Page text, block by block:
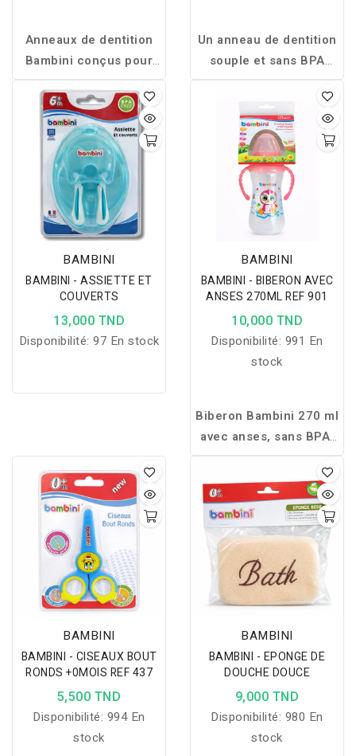
Anneaux de dentition
Bambini conçus pour
apaiser en douceur les
gencives sensibles de
bébé tout en
garantissant sécurité,
confort et utilisation
adaptée dès 4 mois.
Un anneau de dentition
souple et sans BPA
conçu pour soulager
gencives sensibles de
bébé tout en favorisant
son éveil et sa
motricité.
BAMBINI
BAMBINI - ASSIETTE ET
COUVERTS
13,000 TND
Disponibilité: 97 En stock
BAMBINI
BAMBINI - BIBERON AVEC
ANSES 270ML REF 901
10,000 TND
Disponibilité: 991 En
stock
Biberon Bambini 270 ml
avec anses, sans BPA,
conçu pour offrir une
tétée confortable et
accompagner
l’autonomie de bébé en
toute sécurité.
BAMBINI
BAMBINI - CISEAUX BOUT
RONDS +0MOIS REF 437
5,500 TND
Disponibilité: 994 En
stock
BAMBINI
BAMBINI - EPONGE DE
DOUCHE DOUCE
9,000 TND
Disponibilité: 980 En
stock